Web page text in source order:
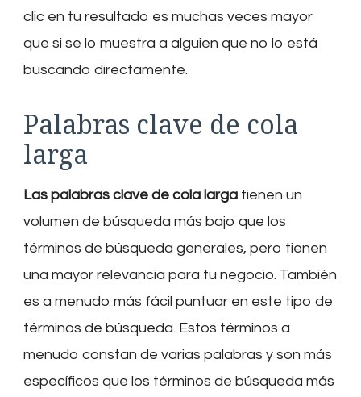
clic en tu resultado es muchas veces mayor
que si se lo muestra a alguien que no lo está
buscando directamente.
Palabras clave de cola
larga
Las palabras clave de cola larga tienen un
volumen de búsqueda más bajo que los
términos de búsqueda generales, pero tienen
una mayor relevancia para tu negocio. También
es a menudo más fácil puntuar en este tipo de
términos de búsqueda. Estos términos a
menudo constan de varias palabras y son más
específicos que los términos de búsqueda más